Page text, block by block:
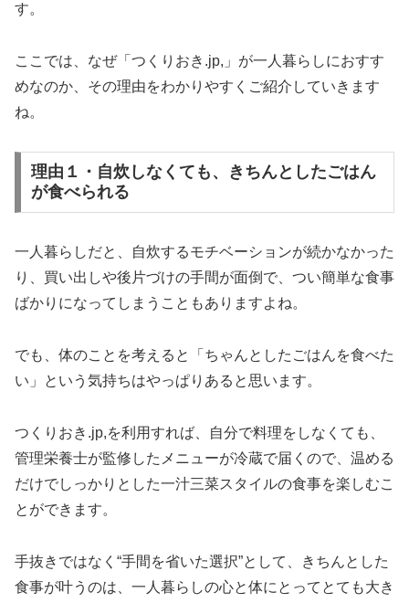
す。
ここでは、なぜ「つくりおき.jp,」が一人暮らしにおすす
めなのか、その理由をわかりやすくご紹介していきます
ね。
理由１・自炊しなくても、きちんとしたごはん
が食べられる
一人暮らしだと、自炊するモチベーションが続かなかった
り、買い出しや後片づけの手間が面倒で、つい簡単な食事
ばかりになってしまうこともありますよね。
でも、体のことを考えると「ちゃんとしたごはんを食べた
い」という気持ちはやっぱりあると思います。
つくりおき.jp,を利用すれば、自分で料理をしなくても、
管理栄養士が監修したメニューが冷蔵で届くので、温める
だけでしっかりとした一汁三菜スタイルの食事を楽しむこ
とができます。
手抜きではなく“手間を省いた選択”として、きちんとした
食事が叶うのは、一人暮らしの心と体にとってとても大き